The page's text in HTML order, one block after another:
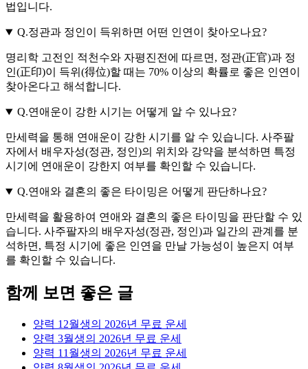
법입니다.
Q.정관과 정인이 득위하면 어떤 인연이 찾아오나요?
명리학 고전인 적천수와 자평진전에 따르면, 정관(正官)과 정
인(正印)이 득위(得位)할 때는 70% 이상의 확률로 좋은 인연이
찾아온다고 해석합니다.
Q.연애운이 강한 시기는 어떻게 알 수 있나요?
만세력을 통해 연애운이 강한 시기를 알 수 있습니다. 사주팔
자에서 배우자성(정관, 정인)의 위치와 강약을 분석하면 특정
시기에 연애운이 강한지 여부를 확인할 수 있습니다.
Q.연애와 결혼의 좋은 타이밍은 어떻게 판단하나요?
만세력을 활용하여 연애와 결혼의 좋은 타이밍을 판단할 수 있
습니다. 사주팔자의 배우자성(정관, 정인)과 일간의 관계를 분
석하면, 특정 시기에 좋은 인연을 만날 가능성이 높은지 여부
를 확인할 수 있습니다.
함께 보면 좋은 글
양력 12월생의 2026년 무료 운세
양력 3월생의 2026년 무료 운세
양력 11월생의 2026년 무료 운세